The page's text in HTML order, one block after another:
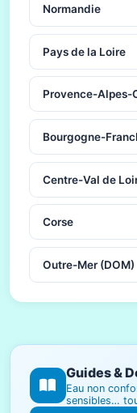
Normandie
Pays de la Loire
Provence-Alpes-
Bourgogne-
Centre-Val de
Corse
Outre-Mer (DOM)
Guides &
Eau non
sensibles…